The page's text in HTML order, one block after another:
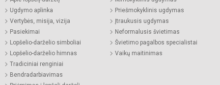
Ugdymo aplinka
Vertybės, misija, vizija
Pasiekimai
Lopšelio-darželio simboliai
Lopšelio-darželio himnas
Tradiciniai renginiai
Bendradarbiavimas
Priešmokyklinis ugdymas
Įtraukusis ugdymas
Neformalusis švietimas
Švietimo pagalbos specialistai
Vaikų maitinimas